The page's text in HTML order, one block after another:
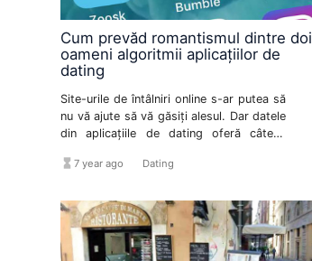
Cum prevăd romantismul dintre doi
oameni algoritmii aplicațiilor de
dating
Site-urile de întâlniri online s-ar putea să
nu vă ajute să vă găsiți alesul. Dar datele
din aplicațiile de dating oferă câteva
relație de succes.
hourglass_full7 year ago Dating